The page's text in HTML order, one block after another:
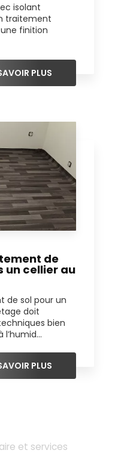
isolant
traitement
finition
PLUS
de
un cellier au
de sol pour un
doit
bien
PLUS
et services